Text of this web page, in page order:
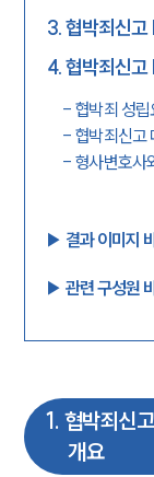
3.협박죄신고
4.협박죄신고
- 협박죄 성
- 협박죄신고
- 형사변호사
▶︎ 결과 이미지
▶︎ 관련 구성원
1. 협박죄신
개요